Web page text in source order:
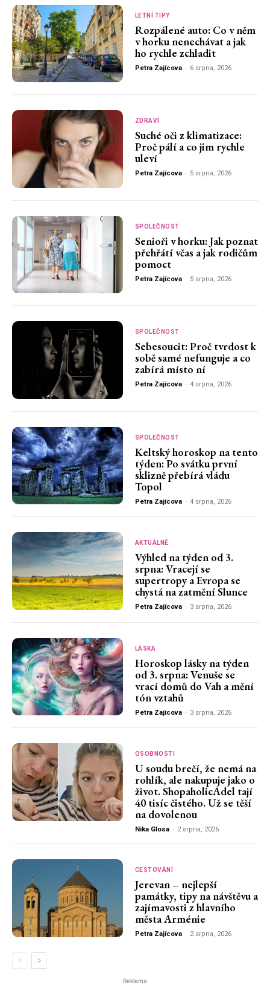
LETNÍ TIPY
Rozpálené auto: Co v něm
v horku nenechávat a jak
ho rychle zchladit
Petra Zajícova - 6 srpna, 2026
ZDRAVÍ
Suché oči z klimatizace:
Proč pálí a co jim rychle
uleví
Petra Zajícova - 5 srpna, 2026
SPOLEČNOST
Senioři v horku: Jak poznat
přehřátí včas a jak rodičům
pomoct
Petra Zajícova - 5 srpna, 2026
SPOLEČNOST
Sebesoucit: Proč tvrdost k
sobě samé nefunguje a co
zabírá místo ní
Petra Zajícova - 4 srpna, 2026
SPOLEČNOST
Keltský horoskop na tento
týden: Po svátku první
sklizně přebírá vládu
Topol
Petra Zajícova - 4 srpna, 2026
AKTUÁLNĚ
Výhled na týden od 3.
srpna: Vracejí se
supertropy a Evropa se
chystá na zatmění Slunce
Petra Zajícova - 3 srpna, 2026
LÁSKA
Horoskop lásky na týden
od 3. srpna: Venuše se
vrací domů do Vah a mění
tón vztahů
Petra Zajícova - 3 srpna, 2026
OSOBNOSTI
U soudu brečí, že nemá na
rohlík, ale nakupuje jako o
život. ShopaholicAdel tají
40 tisíc čistého. Už se těší
na dovolenou
Nika Glosa - 2 srpna, 2026
CESTOVÁNÍ
Jerevan – nejlepší
památky, tipy na návštěvu a
zajímavosti z hlavního
města Arménie
Petra Zajícova - 2 srpna, 2026
Reklama